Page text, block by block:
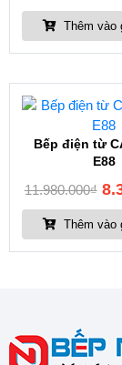
Thêm vào
Bếp điện từ
E88
11.980.000₫
Thêm vào